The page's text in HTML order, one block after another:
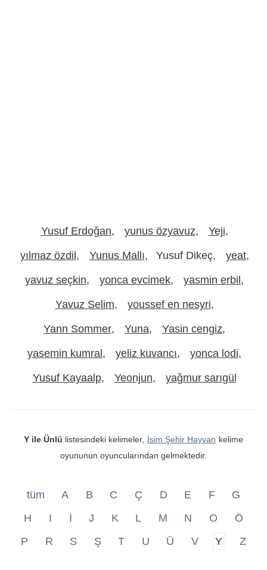
Yusuf Erdoğan yunus özyavuz Yeji
yılmaz özdil Yunus Mallı Yusuf Dikeç yeat
yavuz seçkin yonca evcimek yasmin erbil
Yavuz Selim youssef en nesyri
Yann Sommer Yuna Yasin cengiz
yasemin kumral yeliz kuvancı yonca lodi
Yusuf Kayaalp Yeonjun yağmur sarıgül
Y ile Ünlü listesindeki kelimeler, İsim Şehir Hayvan kelime
oyununun oyuncularından gelmektedir.
tüm A B C Ç D E F
G
H
I İ J K L M N O
Ö
P
R S Ş T U Ü V Y Z